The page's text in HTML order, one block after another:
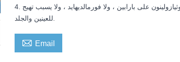
4. لا يحتوي ميثيل إيزوثيازولينون على بارابين ، ولا فورمالديهايد ، ولا يسبب تهيج
للعينين والجلد.
 Email